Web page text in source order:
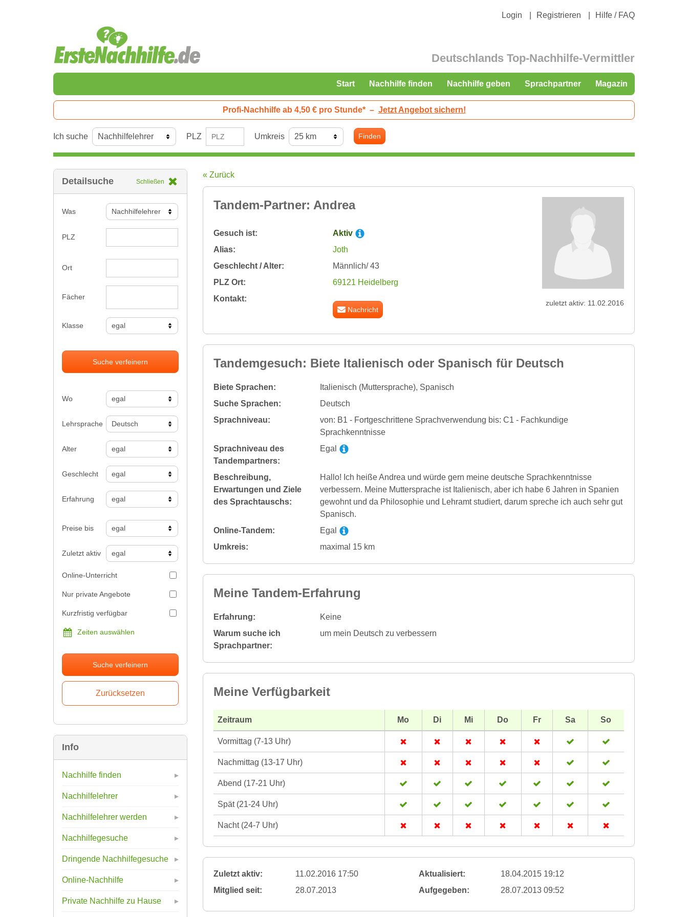
Login Registrieren Hilfe / FAQ
Deutschlands Top-Nachhilfe-Vermittler
Start Nachhilfe finden Nachhilfe geben Sprachpartner Magazin
Profi-Nachhilfe ab 4,50 € pro Stunde* – Jetzt Angebot sichern!
Ich suche PLZ Umkreis Finden
Detailsuche Schließen
Was
PLZ
Ort
Fächer
Klasse
Suche verfeinern
Wo
Lehrsprache
Alter
Geschlecht
Erfahrung
Preise bis
Zuletzt aktiv
Online-Unterricht
Nur private Angebote
Kurzfristig verfügbar
Zeiten auswählen
Suche verfeinern
Info
Nachhilfe finden
Nachhilfelehrer
Nachhilfelehrer werden
Nachhilfegesuche
Dringende Nachhilfegesuche
Online-Nachhilfe
Private Nachhilfe zu Hause
« Zurück
Tandem-Partner: Andrea
Gesuch ist:
Aktiv
Alias:
Joth
Geschlecht / Alter:
Männlich/ 43
PLZ Ort:
69121 Heidelberg
Kontakt:
Nachricht
zuletzt aktiv: 11.02.2016
Tandemgesuch: Biete Italienisch oder Spanisch für Deutsch
Biete Sprachen:
Italienisch (Muttersprache), Spanisch
Suche Sprachen:
Deutsch
Sprachniveau:
von: B1 - Fortgeschrittene Sprachverwendung bis: C1 - Fachkundige
Sprachkenntnisse
Sprachniveau des
Tandempartners:
Egal
Beschreibung,
Erwartungen und Ziele
des Sprachtauschs:
Hallo! Ich heiße Andrea und würde gern meine deutsche Sprachkenntnisse
verbessern. Meine Muttersprache ist Italienisch, aber ich habe 6 Jahren in Spanien
gewohnt und da Philosophie und Lehramt studiert, darum spreche ich auch sehr gut
Spanisch.
Online-Tandem:
Egal
Umkreis:
maximal 15 km
Meine Tandem-Erfahrung
Erfahrung:
Keine
Warum suche ich
Sprachpartner:
um mein Deutsch zu verbessern
Meine Verfügbarkeit
Zeitraum Mo Di Mi Do Fr Sa So
Vormittag (7-13 Uhr)
Nachmittag (13-17 Uhr)
Abend (17-21 Uhr)
Spät (21-24 Uhr)
Nacht (24-7 Uhr)
Zuletzt aktiv: 11.02.2016 17:50 Aktualisiert:
18.04.2015 19:12
Mitglied seit:
28.07.2013 Aufgegeben: 28.07.2013 09:52